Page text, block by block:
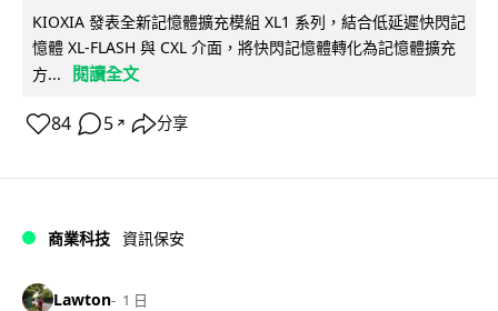
KIOXIA 發表全新記憶體擴充模組 XL1 系列，結合低延遲快閃記
憶體 XL-FLASH 與 CXL 介面，將快閃記憶體轉化為記憶體擴充
方...
閱讀全文
84 5 ↗ 分享
商業科技 資訊保安
Lawton 1 日